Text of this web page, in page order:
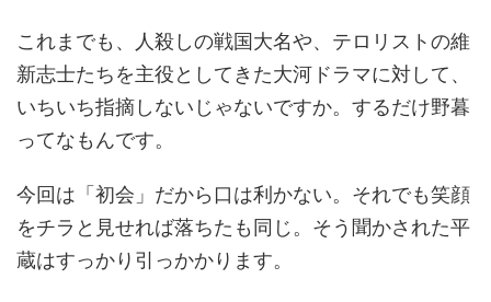
これまでも、人殺しの戦国大名や、テロリストの維
新志士たちを主役としてきた大河ドラマに対して、
いちいち指摘しないじゃないですか。するだけ野暮
ってなもんです。
今回は「初会」だから口は利かない。それでも笑顔
をチラと見せれば落ちたも同じ。そう聞かされた平
蔵はすっかり引っかかります。